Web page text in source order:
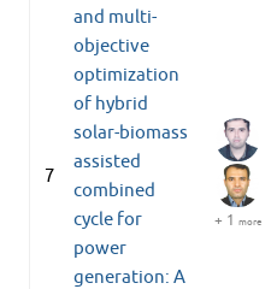
7
and multi-
objective
optimization
of hybrid
solar-biomass
assisted
combined
cycle for
power
generation: A
+ 1 more